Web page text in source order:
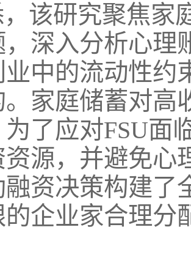
该研究聚焦家
，深入分析心理
业中的流动性约
。家庭储蓄对高
了应对FSU面
源，并避免心
融资决策构建了
企业家合理分